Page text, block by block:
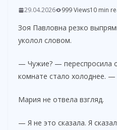
29.04.2026 999 Views10 min
Зоя Павловна резко
уколол словом.
— Чужие? — переспросила
комнате стало холоднее.
Мария не отвела взгляд.
— Я не это сказала. Я